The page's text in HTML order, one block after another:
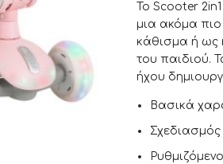
Το Scooter
μια ακόμα πιο
κάθισμα ή ως
του παιδιού.
ήχου
Βασικά